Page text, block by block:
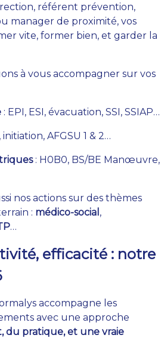
référent prévention,
manager de proximité, vos
vite, former bien, et garder la
à vous accompagner sur vos
: EPI, ESI, évacuation, SSI, SSIAP…
initiation, AFGSU 1 & 2…
: H0B0, BS/BE Manœuvre,
nos actions sur des thèmes
: médico-social ,
…
efficacité : notre
accompagne les
avec une approche
du pratique, et une vraie